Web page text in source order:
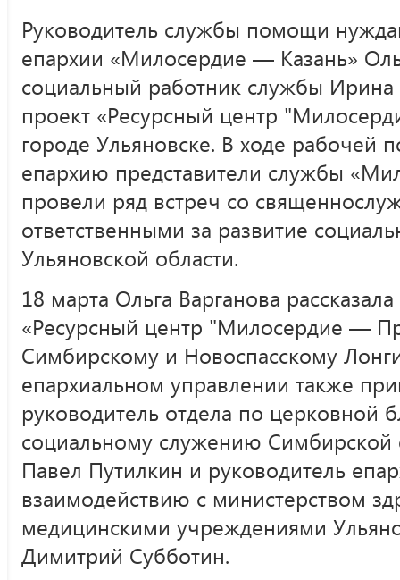
Руководитель службы помощи
епархии «Милосердие — Казань»
социальный работник службы Ирина
проект «Ресурсный центр
городе Ульяновске. В ходе рабочей
епархию представители службы
провели ряд встреч со
ответственными за развитие
Ульяновской области.
18 марта Ольга Варганова
«Ресурсный центр "Милосердие —
Симбирскому и Новоспасскому
епархиальном управлении также
руководитель отдела по церковной
социальному служению Симбирской
Павел Путилкин и руководитель
взаимодействию с министерством
медицинскими учреждениями
Димитрий Субботин.